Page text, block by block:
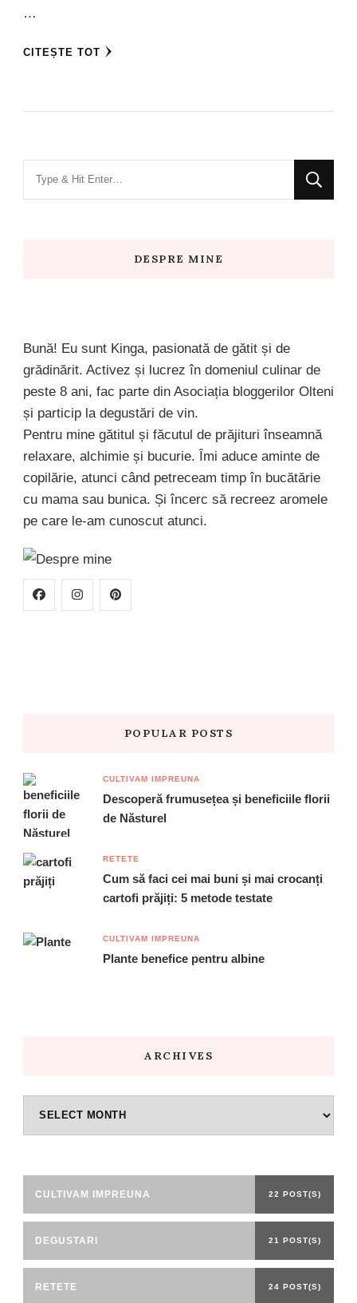
…
CITEȘTE TOT
DESPRE MINE
Bună! Eu sunt Kinga, pasionată de gătit și de
grădinărit. Activez și lucrez în domeniul culinar de
peste 8 ani, fac parte din Asociația bloggerilor Olteni
și particip la degustări de vin.
Pentru mine gătitul și făcutul de prăjituri înseamnă
relaxare, alchimie și bucurie. Îmi aduce aminte de
copilărie, atunci când petreceam timp în bucătărie
cu mama sau bunica. Și încerc să recreez aromele
pe care le-am cunoscut atunci.
POPULAR POSTS
CULTIVAM IMPREUNA
Descoperă frumusețea și beneficiile florii
de Năsturel
RETETE
Cum să faci cei mai buni și mai crocanți
cartofi prăjiți: 5 metode testate
CULTIVAM IMPREUNA
Plante benefice pentru albine
ARCHIVES
CULTIVAM IMPREUNA 22 POST(S)
DEGUSTARI 21 POST(S)
RETETE 24 POST(S)